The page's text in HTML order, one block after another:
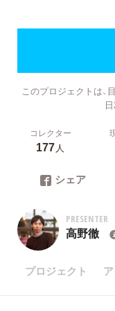
このプロジェクトは、
コレクター
177人
シェア
PRESENTER
高野徹
プロジェクト